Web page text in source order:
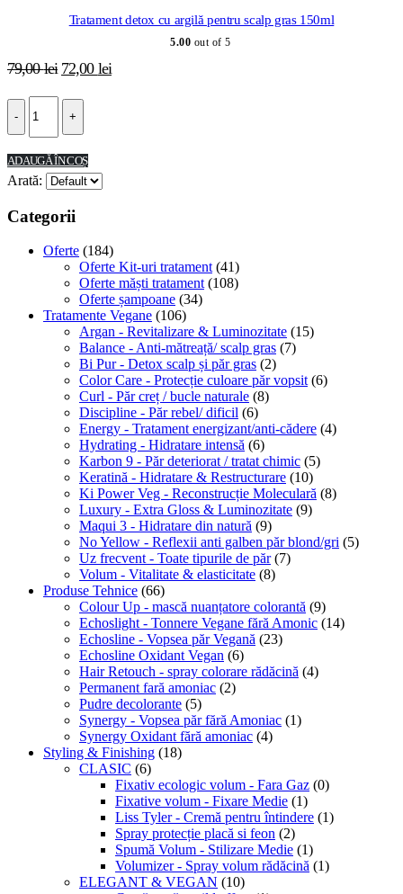
Tratament detox cu argilă pentru scalp gras 150ml
5.00 out of 5
79,00lei Prețul
a
fost:
72,00 leiPrețul
- +
ADAUGĂ ÎN COȘ
Arată:
Categorii
Oferte (184)
Oferte Kit-uri tratament (41)
Oferte măști tratament (108)
Oferte șampoane (34)
Tratamente Vegane (106)
Argan - Revitalizare & Luminozitate (15)
Balance - Anti-mătreață/ scalp gras (7)
Bi Pur - Detox scalp și păr gras (2)
Color Care - Protecție culoare păr vopsit (6)
Curl - Păr creț / bucle naturale (8)
Discipline - Păr rebel/ dificil (6)
Energy - Tratament energizant/anti-cădere (4)
Hydrating - Hidratare intensă (6)
Karbon 9 - Păr deteriorat / tratat chimic (5)
Keratină - Hidratare & Restructurare (10)
Ki Power Veg - Reconstrucție Moleculară (8)
Luxury - Extra Gloss & Luminozitate (9)
Maqui 3 - Hidratare din natură (9)
No Yellow - Reflexii anti galben păr blond/gri (5)
Uz frecvent - Toate tipurile de păr (7)
Volum - Vitalitate & elasticitate (8)
Produse Tehnice (66)
Colour Up - mască nuanțatore colorantă (9)
Echoslight - Tonnere Vegane fără Amonic (14)
Echosline - Vopsea păr Vegană (23)
Echosline Oxidant Vegan (6)
Hair Retouch - spray colorare rădăcină (4)
Permanent fară amoniac (2)
Pudre decolorante (5)
Synergy - Vopsea păr fără Amoniac (1)
Synergy Oxidant fără amoniac (4)
Styling & Finishing (18)
CLASIC (6)
Fixativ ecologic volum - Fara Gaz (0)
Fixative volum - Fixare Medie (1)
Liss Tyler - Cremă pentru întindere (1)
Spray protecție placă si feon (2)
Spumă Volum - Stilizare Medie (1)
Volumizer - Spray volum rădăcină (1)
ELEGANT & VEGAN (10)